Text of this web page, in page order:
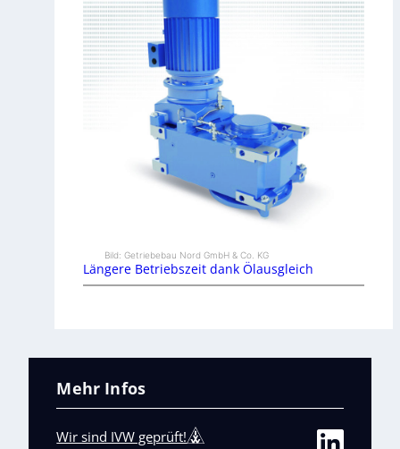
Bild: Getriebebau Nord GmbH & Co. KG
Längere Betriebszeit dank Ölausgleich
Mehr Infos
Wir sind IVW geprüft!